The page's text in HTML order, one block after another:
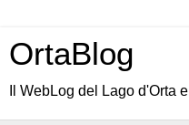
OrtaBlog
Il WebLog del Lago d'Orta